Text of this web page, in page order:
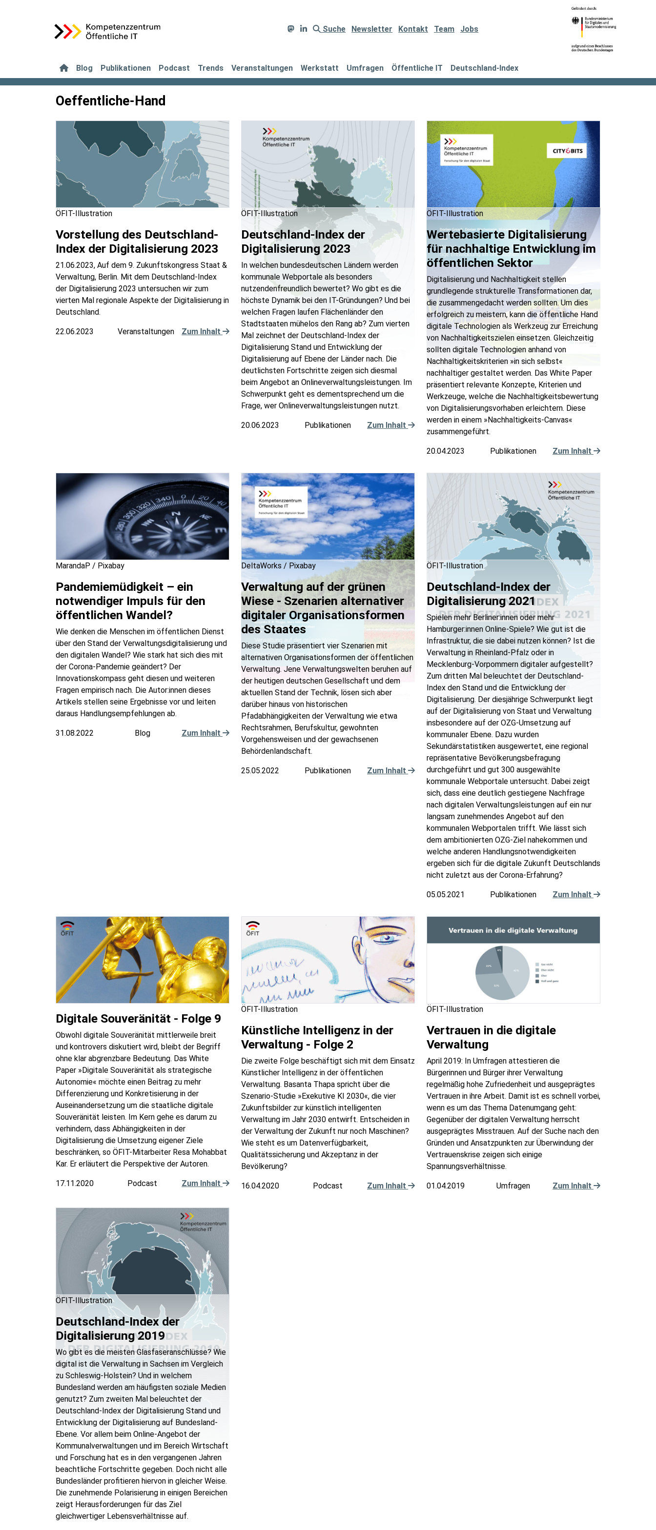
Suche Newsletter Kontakt Team Jobs
Blog Publikationen Podcast Trends Veranstaltungen Werkstatt Umfragen Öffentliche IT Deutschland-Index
Oeffentliche-Hand
ÖFIT-Illustration
Vorstellung des Deutschland-
Index der Digitalisierung 2023
21.06.2023, Auf dem 9. Zukunftskongress Staat &
Verwaltung, Berlin. Mit dem Deutschland-Index
der Digitalisierung 2023 untersuchen wir zum
vierten Mal regionale Aspekte der Digitalisierung in
Deutschland.
22.06.2023 Veranstaltungen Zum Inhalt
ÖFIT-Illustration
Deutschland-Index der
Digitalisierung 2023
In welchen bundesdeutschen Ländern werden
kommunale Webportale als besonders
nutzendenfreundlich bewertet? Wo gibt es die
höchste Dynamik bei den IT-Gründungen? Und bei
welchen Fragen laufen Flächenländer den
Stadtstaaten mühelos den Rang ab? Zum vierten
Mal zeichnet der Deutschland-Index der
Digitalisierung Stand und Entwicklung der
Digitalisierung auf Ebene der Länder nach. Die
deutlichsten Fortschritte zeigen sich diesmal
beim Angebot an Onlineverwaltungsleistungen. Im
Schwerpunkt geht es dementsprechend um die
Frage, wer Onlineverwaltungsleistungen nutzt.
20.06.2023 Publikationen Zum Inhalt
ÖFIT-Illustration
Wertebasierte Digitalisierung
für nachhaltige Entwicklung im
öffentlichen Sektor
Digitalisierung und Nachhaltigkeit stellen
grundlegende strukturelle Transformationen dar,
die zusammengedacht werden sollten. Um dies
erfolgreich zu meistern, kann die öffentliche Hand
digitale Technologien als Werkzeug zur Erreichung
von Nachhaltigkeitszielen einsetzen. Gleichzeitig
sollten digitale Technologien anhand von
Nachhaltigkeitskriterien »in sich selbst«
nachhaltiger gestaltet werden. Das White Paper
präsentiert relevante Konzepte, Kriterien und
Werkzeuge, welche die Nachhaltigkeitsbewertung
von Digitalisierungsvorhaben erleichtern. Diese
werden in einem »Nachhaltigkeits-Canvas«
zusammengeführt.
20.04.2023 Publikationen Zum Inhalt
MarandaP / Pixabay
Pandemiemüdigkeit – ein
notwendiger Impuls für den
öffentlichen Wandel?
Wie denken die Menschen im öffentlichen Dienst
über den Stand der Verwaltungsdigitalisierung und
den digitalen Wandel? Wie stark hat sich dies mit
der Corona-Pandemie geändert? Der
Innovationskompass geht diesen und weiteren
Fragen empirisch nach. Die Autor:innen dieses
Artikels stellen seine Ergebnisse vor und leiten
daraus Handlungsempfehlungen ab.
31.08.2022 Blog Zum Inhalt
DeltaWorks / Pixabay
Verwaltung auf der grünen
Wiese - Szenarien alternativer
digitaler Organisationsformen
des Staates
Diese Studie präsentiert vier Szenarien mit
alternativen Organisationsformen der öffentlichen
Verwaltung. Jene Verwaltungswelten beruhen auf
der heutigen deutschen Gesellschaft und dem
aktuellen Stand der Technik, lösen sich aber
darüber hinaus von historischen
Pfadabhängigkeiten der Verwaltung wie etwa
Rechtsrahmen, Berufskultur, gewohnten
Vorgehensweisen und der gewachsenen
Behördenlandschaft.
25.05.2022 Publikationen Zum Inhalt
ÖFIT-Illustration
Deutschland-Index der
Digitalisierung 2021
Spielen mehr Berliner:innen oder mehr
Hamburger:innen Online-Spiele? Wie gut ist die
Infrastruktur, die sie dabei nutzen können? Ist die
Verwaltung in Rheinland-Pfalz oder in
Mecklenburg-Vorpommern digitaler aufgestellt?
Zum dritten Mal beleuchtet der Deutschland-
Index den Stand und die Entwicklung der
Digitalisierung. Der diesjährige Schwerpunkt liegt
auf der Digitalisierung von Staat und Verwaltung
insbesondere auf der OZG-Umsetzung auf
kommunaler Ebene. Dazu wurden
Sekundärstatistiken ausgewertet, eine regional
repräsentative Bevölkerungsbefragung
durchgeführt und gut 300 ausgewählte
kommunale Webportale untersucht. Dabei zeigt
sich, dass eine deutlich gestiegene Nachfrage
nach digitalen Verwaltungsleistungen auf ein nur
langsam zunehmendes Angebot auf den
kommunalen Webportalen trifft. Wie lässt sich
dem ambitionierten OZG-Ziel nahekommen und
welche anderen Handlungsnotwendigkeiten
ergeben sich für die digitale Zukunft Deutschlands
nicht zuletzt aus der Corona-Erfahrung?
05.05.2021 Publikationen Zum Inhalt
Digitale Souveränität - Folge 9
Obwohl digitale Souveränität mittlerweile breit
und kontrovers diskutiert wird, bleibt der Begriff
ohne klar abgrenzbare Bedeutung. Das White
Paper »Digitale Souveränität als strategische
Autonomie« möchte einen Beitrag zu mehr
Differenzierung und Konkretisierung in der
Auseinandersetzung um die staatliche digitale
Souveränität leisten. Im Kern gehe es darum zu
verhindern, dass Abhängigkeiten in der
Digitalisierung die Umsetzung eigener Ziele
beschränken, so ÖFIT-Mitarbeiter Resa Mohabbat
Kar. Er erläutert die Perspektive der Autoren.
17.11.2020 Podcast Zum Inhalt
ÖFIT-Illustration
Künstliche Intelligenz in der
Verwaltung - Folge 2
Die zweite Folge beschäftigt sich mit dem Einsatz
Künstlicher Intelligenz in der öffentlichen
Verwaltung. Basanta Thapa spricht über die
Szenario-Studie »Exekutive KI 2030«, die vier
Zukunftsbilder zur künstlich intelligenten
Verwaltung im Jahr 2030 entwirft. Entscheiden in
der Verwaltung der Zukunft nur noch Maschinen?
Wie steht es um Datenverfügbarkeit,
Qualitätssicherung und Akzeptanz in der
Bevölkerung?
16.04.2020 Podcast Zum Inhalt
ÖFIT-Illustration
Vertrauen in die digitale
Verwaltung
April 2019: In Umfragen attestieren die
Bürgerinnen und Bürger ihrer Verwaltung
regelmäßig hohe Zufriedenheit und ausgeprägtes
Vertrauen in ihre Arbeit. Damit ist es schnell vorbei,
wenn es um das Thema Datenumgang geht:
Gegenüber der digitalen Verwaltung herrscht
ausgeprägtes Misstrauen. Auf der Suche nach den
Gründen und Ansatzpunkten zur Überwindung der
Vertrauenskrise zeigen sich einige
Spannungsverhältnisse.
01.04.2019 Umfragen Zum Inhalt
ÖFIT-Illustration
Deutschland-Index der
Digitalisierung 2019
Wo gibt es die meisten Glasfaseranschlüsse? Wie
digital ist die Verwaltung in Sachsen im Vergleich
zu Schleswig-Holstein? Und in welchem
Bundesland werden am häufigsten soziale Medien
genutzt? Zum zweiten Mal beleuchtet der
Deutschland-Index der Digitalisierung Stand und
Entwicklung der Digitalisierung auf Bundesland-
Ebene. Vor allem beim Online-Angebot der
Kommunalverwaltungen und im Bereich Wirtschaft
und Forschung hat es in den vergangenen Jahren
beachtliche Fortschritte gegeben. Doch nicht alle
Bundesländer profitieren hiervon in gleicher Weise.
Die zunehmende Polarisierung in einigen Bereichen
zeigt Herausforderungen für das Ziel
gleichwertiger Lebensverhältnisse auf.